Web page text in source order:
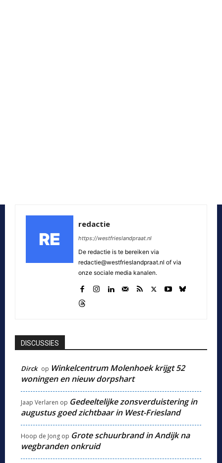
redactie
https://westfrieslandpraat.nl
De redactie is te bereiken via
redactie@westfrieslandpraat.nl of via
onze sociale media kanalen.
DISCUSSIES
Dirck op Winkelcentrum Molenhoek krijgt 52
woningen en nieuw dorpshart
Jaap Verlaren op Gedeeltelijke zonsverduistering in
augustus goed zichtbaar in West-Friesland
Hoop de Jong op Grote schuurbrand in Andijk na
wegbranden onkruid